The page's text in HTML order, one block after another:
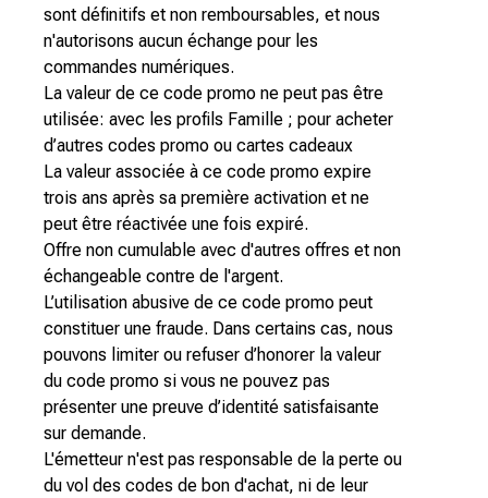
sont définitifs et non remboursables, et nous
n'autorisons aucun échange pour les
commandes numériques.
La valeur de ce code promo ne peut pas être
utilisée: avec les profils Famille ; pour acheter
d’autres codes promo ou cartes cadeaux
La valeur associée à ce code promo expire
trois ans après sa première activation et ne
peut être réactivée une fois expiré.
Offre non cumulable avec d'autres offres et non
échangeable contre de l'argent.
L’utilisation abusive de ce code promo peut
constituer une fraude. Dans certains cas, nous
pouvons limiter ou refuser d’honorer la valeur
du code promo si vous ne pouvez pas
présenter une preuve d’identité satisfaisante
sur demande.
L'émetteur n'est pas responsable de la perte ou
du vol des codes de bon d'achat, ni de leur